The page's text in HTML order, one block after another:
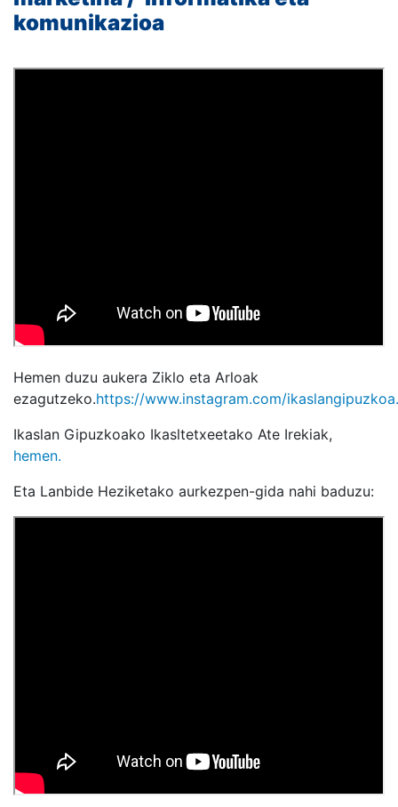
komunikazioa
Hemen duzu aukera Ziklo eta Arloak
ezagutzeko.https://www.instagram.com/
Ikaslan Gipuzkoako Ikasltetxeetako Ate Irekiak,
hemen.
Eta Lanbide Heziketako aurkezpen-gida nahi baduzu: